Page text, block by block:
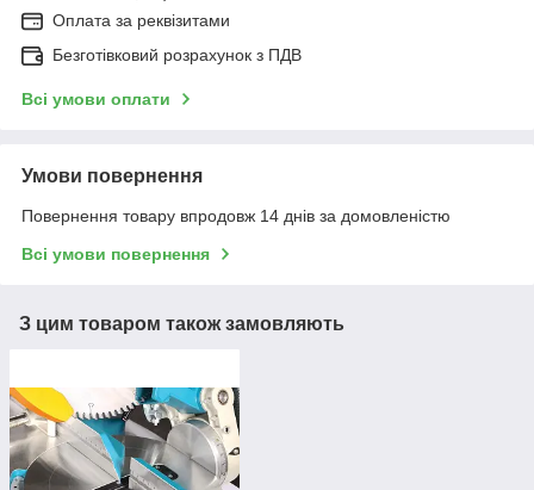
Оплата за реквізитами
Безготівковий розрахунок з ПДВ
Всі умови оплати
Умови повернення
Повернення товару впродовж 14 днів за домовленістю
Всі умови повернення
З цим товаром також замовляють